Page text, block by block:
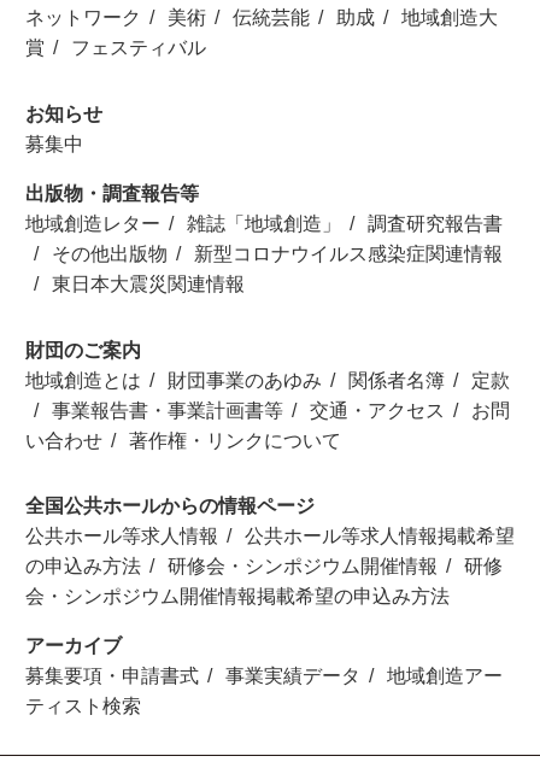
ネットワーク
美術 伝統芸能 助成
地域創造大
賞
フェスティバル
お知らせ
募集中
出版物・調査報告等
地域創造レター
雑誌「地域創造」
調査研究報告書
その他出版物
新型コロナウイルス感染症関連情報
東日本大震災関連情報
財団のご案内
地域創造とは
財団事業のあゆみ 関係者名簿
定款
事業報告書・事業計画書等
交通・アクセス
お問
い合わせ
著作権・リンクについて
全国公共ホールからの情報ページ
公共ホール等求人情報
公共ホール等求人情報掲載希望
の申込み方法
研修会・シンポジウム開催情報
研修
会・シンポジウム開催情報掲載希望の申込み方法
アーカイブ
募集要項・申請書式
事業実績データ
地域創造アー
ティスト検索